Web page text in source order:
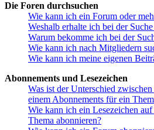
Die Foren durchsuchen
Wie kann ich ein Forum oder
Weshalb erhalte ich bei der
Warum bekomme ich bei der
Wie kann ich nach Mitgliedern
Wie kann ich meine eigenen
Abonnements und Lesezeichen
Was ist der Unterschied
einem Abonnements für ein
Wie kann ich ein Lesezeichen
Thema abonnieren?